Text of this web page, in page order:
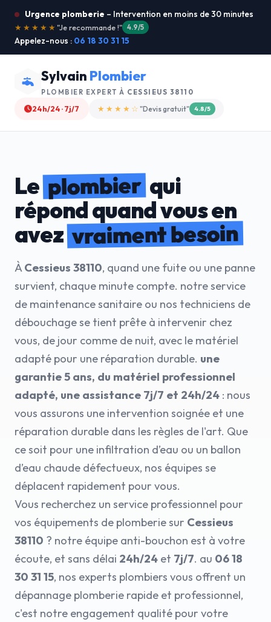
Urgence plomberie – Intervention en moins de 30 minutes
★★★★★"Service ultra rapide !" 5.0/5
Appelez-nous : 06 18 30 31 15
Sylvain Plombier
PLOMBIER EXPERT À CESSIEUS 38110
24h/24 · 7j/7 ★★★★☆ "Devis gratuit" 4.8/5
Leplombierqui
répond quand vous en
avezvraiment besoin
ÀCessieus 38110, quand une fuite ou une panne
survient, chaque minute compte. notre service
de maintenance sanitaire ou nos techniciens de
débouchage se tient prête à intervenir chez
vous, de jour comme de nuit, avec le matériel
adapté pour une réparation durable. une
garantie 5 ans, du matériel professionnel
adapté, une assistance 7j/7 et 24h/24 : nous
vous assurons une intervention soignée et une
réparation durable dans les règles de l'art. Que
ce soit pour une infiltration d’eau ou un ballon
d’eau chaude défectueux, nos équipes se
déplacent rapidement pour vous.
Vous recherchez un service professionnel pour
vos équipements de plomberie sur Cessieus
38110 ? notre équipe anti-bouchon est à votre
écoute, et sans délai 24h/24 et 7j/7. au 06 18
30 31 15, nos experts plombiers vous offrent un
dépannage plomberie rapide et professionnel,
c'est notre engagement qualité pour votre